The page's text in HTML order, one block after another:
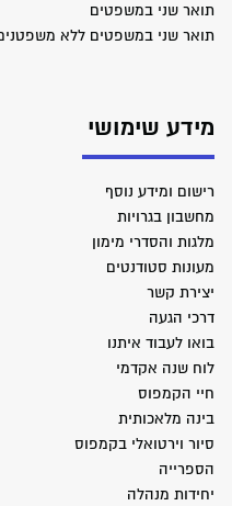
תואר שני במשפטים
תואר שני במשפטים ללא
מידע שימושי
רישום ומידע נוסף
מחשבון בגרויות
מלגות והסדרי מימון
מעונות סטודנטים
יצירת קשר
דרכי הגעה
בואו לעבוד איתנו
לוח שנה אקדמי
חיי הקמפוס
בינה מלאכותית
סיור וירטואלי בקמפוס
הספרייה
יחידות מנהלה